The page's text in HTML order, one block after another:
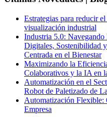
Estrategias para reducir
visualización industrial
Industria 5.0:
Digitales, Sostenibilidad
Centrada en el Bienestar
Maximizando la
Colaborativos y la IA en
Automatización en el
Robot de Paletizado de
Automatización Flexible:
Empresa